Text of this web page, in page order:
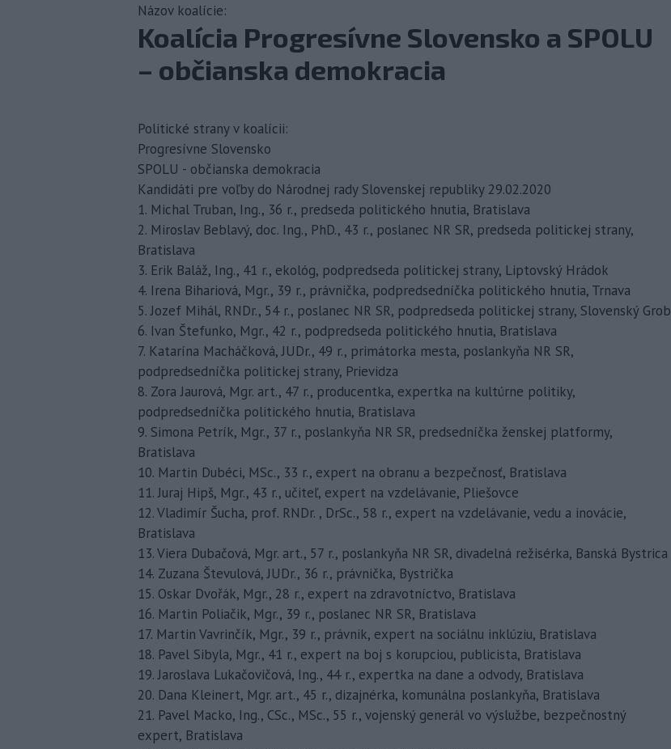
Názov koalície:
Koalícia Progresívne Slovensko a SPOLU
– občianska demokracia
Politické strany v koalícii:
Progresívne Slovensko
SPOLU - občianska demokracia
Kandidáti pre voľby do Národnej rady Slovenskej republiky 29.02.2020
1. Michal Truban, Ing., 36 r., predseda politického hnutia, Bratislava
2. Miroslav Beblavý, doc. Ing., PhD., 43 r., poslanec NR SR, predseda politickej strany,
Bratislava
3. Erik Baláž, Ing., 41 r., ekológ, podpredseda politickej strany, Liptovský Hrádok
4. Irena Bihariová, Mgr., 39 r., právnička, podpredsedníčka politického hnutia, Trnava
5. Jozef Mihál, RNDr., 54 r., poslanec NR SR, podpredseda politickej strany, Slovenský Grob
6. Ivan Štefunko, Mgr., 42 r., podpredseda politického hnutia, Bratislava
7. Katarína Macháčková, JUDr., 49 r., primátorka mesta, poslankyňa NR SR,
podpredsedníčka politickej strany, Prievidza
8. Zora Jaurová, Mgr. art., 47 r., producentka, expertka na kultúrne politiky,
podpredsedníčka politického hnutia, Bratislava
9. Simona Petrík, Mgr., 37 r., poslankyňa NR SR, predsedníčka ženskej platformy,
Bratislava
10. Martin Dubéci, MSc., 33 r., expert na obranu a bezpečnosť, Bratislava
11. Juraj Hipš, Mgr., 43 r., učiteľ, expert na vzdelávanie, Pliešovce
12. Vladimír Šucha, prof. RNDr. , DrSc., 58 r., expert na vzdelávanie, vedu a inovácie,
Bratislava
13. Viera Dubačová, Mgr. art., 57 r., poslankyňa NR SR, divadelná režisérka, Banská Bystrica
14. Zuzana Števulová, JUDr., 36 r., právnička, Bystrička
15. Oskar Dvořák, Mgr., 28 r., expert na zdravotníctvo, Bratislava
16. Martin Poliačik, Mgr., 39 r., poslanec NR SR, Bratislava
17. Martin Vavrinčík, Mgr., 39 r., právnik, expert na sociálnu inklúziu, Bratislava
18. Pavel Sibyla, Mgr., 41 r., expert na boj s korupciou, publicista, Bratislava
19. Jaroslava Lukačovičová, Ing., 44 r., expertka na dane a odvody, Bratislava
20. Dana Kleinert, Mgr. art., 45 r., dizajnérka, komunálna poslankyňa, Bratislava
21. Pavel Macko, Ing., CSc., MSc., 55 r., vojenský generál vo výslužbe, bezpečnostný
expert, Bratislava